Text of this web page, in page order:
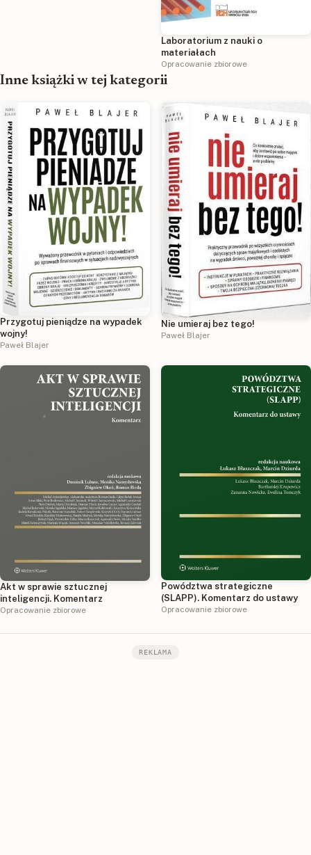
Laboratorium z nauki o
materiałach
Opracowanie zbiorowe
Inne książki w tej kategorii
Przygotuj pieniądze na wypadek
wojny!
Paweł Blajer
Nie umieraj bez tego!
Paweł Blajer
Akt w sprawie sztucznej
inteligencji. Komentarz
Opracowanie zbiorowe
Powództwa strategiczne
(SLAPP). Komentarz do ustawy
Opracowanie zbiorowe
REKLAMA